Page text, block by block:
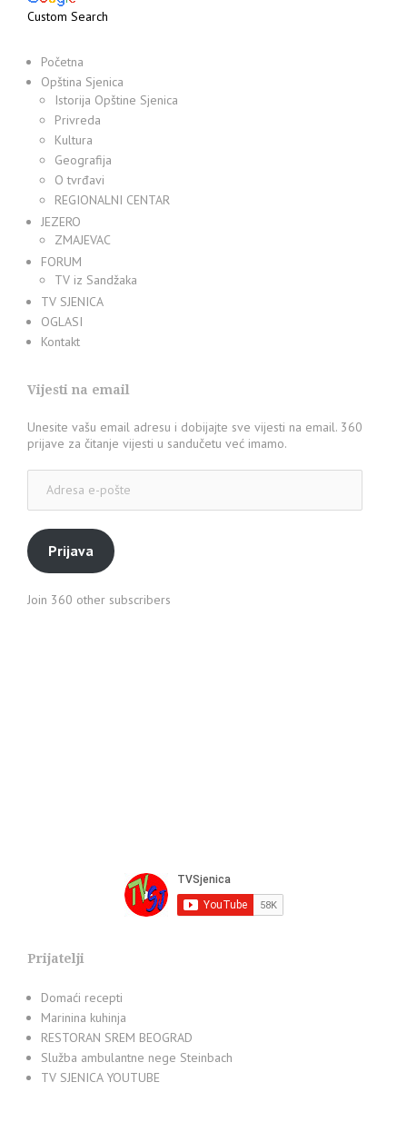
Custom Search
Početna
Opština Sjenica
Istorija Opštine Sjenica
Privreda
Kultura
Geografija
O tvrđavi
REGIONALNI CENTAR
JEZERO
ZMAJEVAC
FORUM
TV iz Sandžaka
TV SJENICA
OGLASI
Kontakt
Vijesti na email
Unesite vašu email adresu i dobijajte sve vijesti na email. 360
prijave za čitanje vijesti u sandučetu već imamo.
pošte
Prijava
Join 360 other subscribers
Prijatelji
Domaći recepti
Marinina kuhinja
RESTORAN SREM BEOGRAD
Služba ambulantne nege Steinbach
TV SJENICA YOUTUBE